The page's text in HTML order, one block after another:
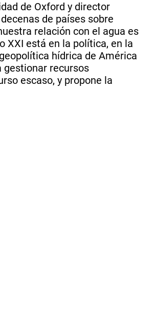
de Oxford y director
de países sobre
relación con el agua es
XXI está en la política, en la
hídrica de América
gestionar recursos
escaso, y propone la